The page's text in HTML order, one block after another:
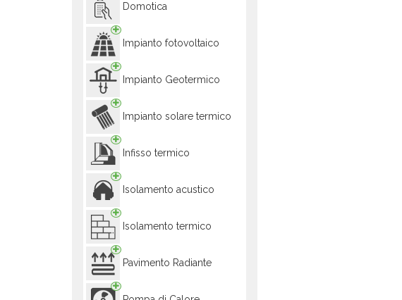
Domotica
Impianto fotovoltaico
Impianto Geotermico
Impianto solare termico
Infisso termico
Isolamento acustico
Isolamento termico
Pavimento Radiante